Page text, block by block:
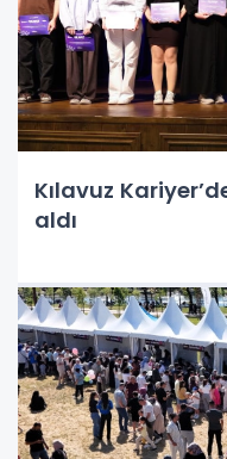
Kılavuz
aldı